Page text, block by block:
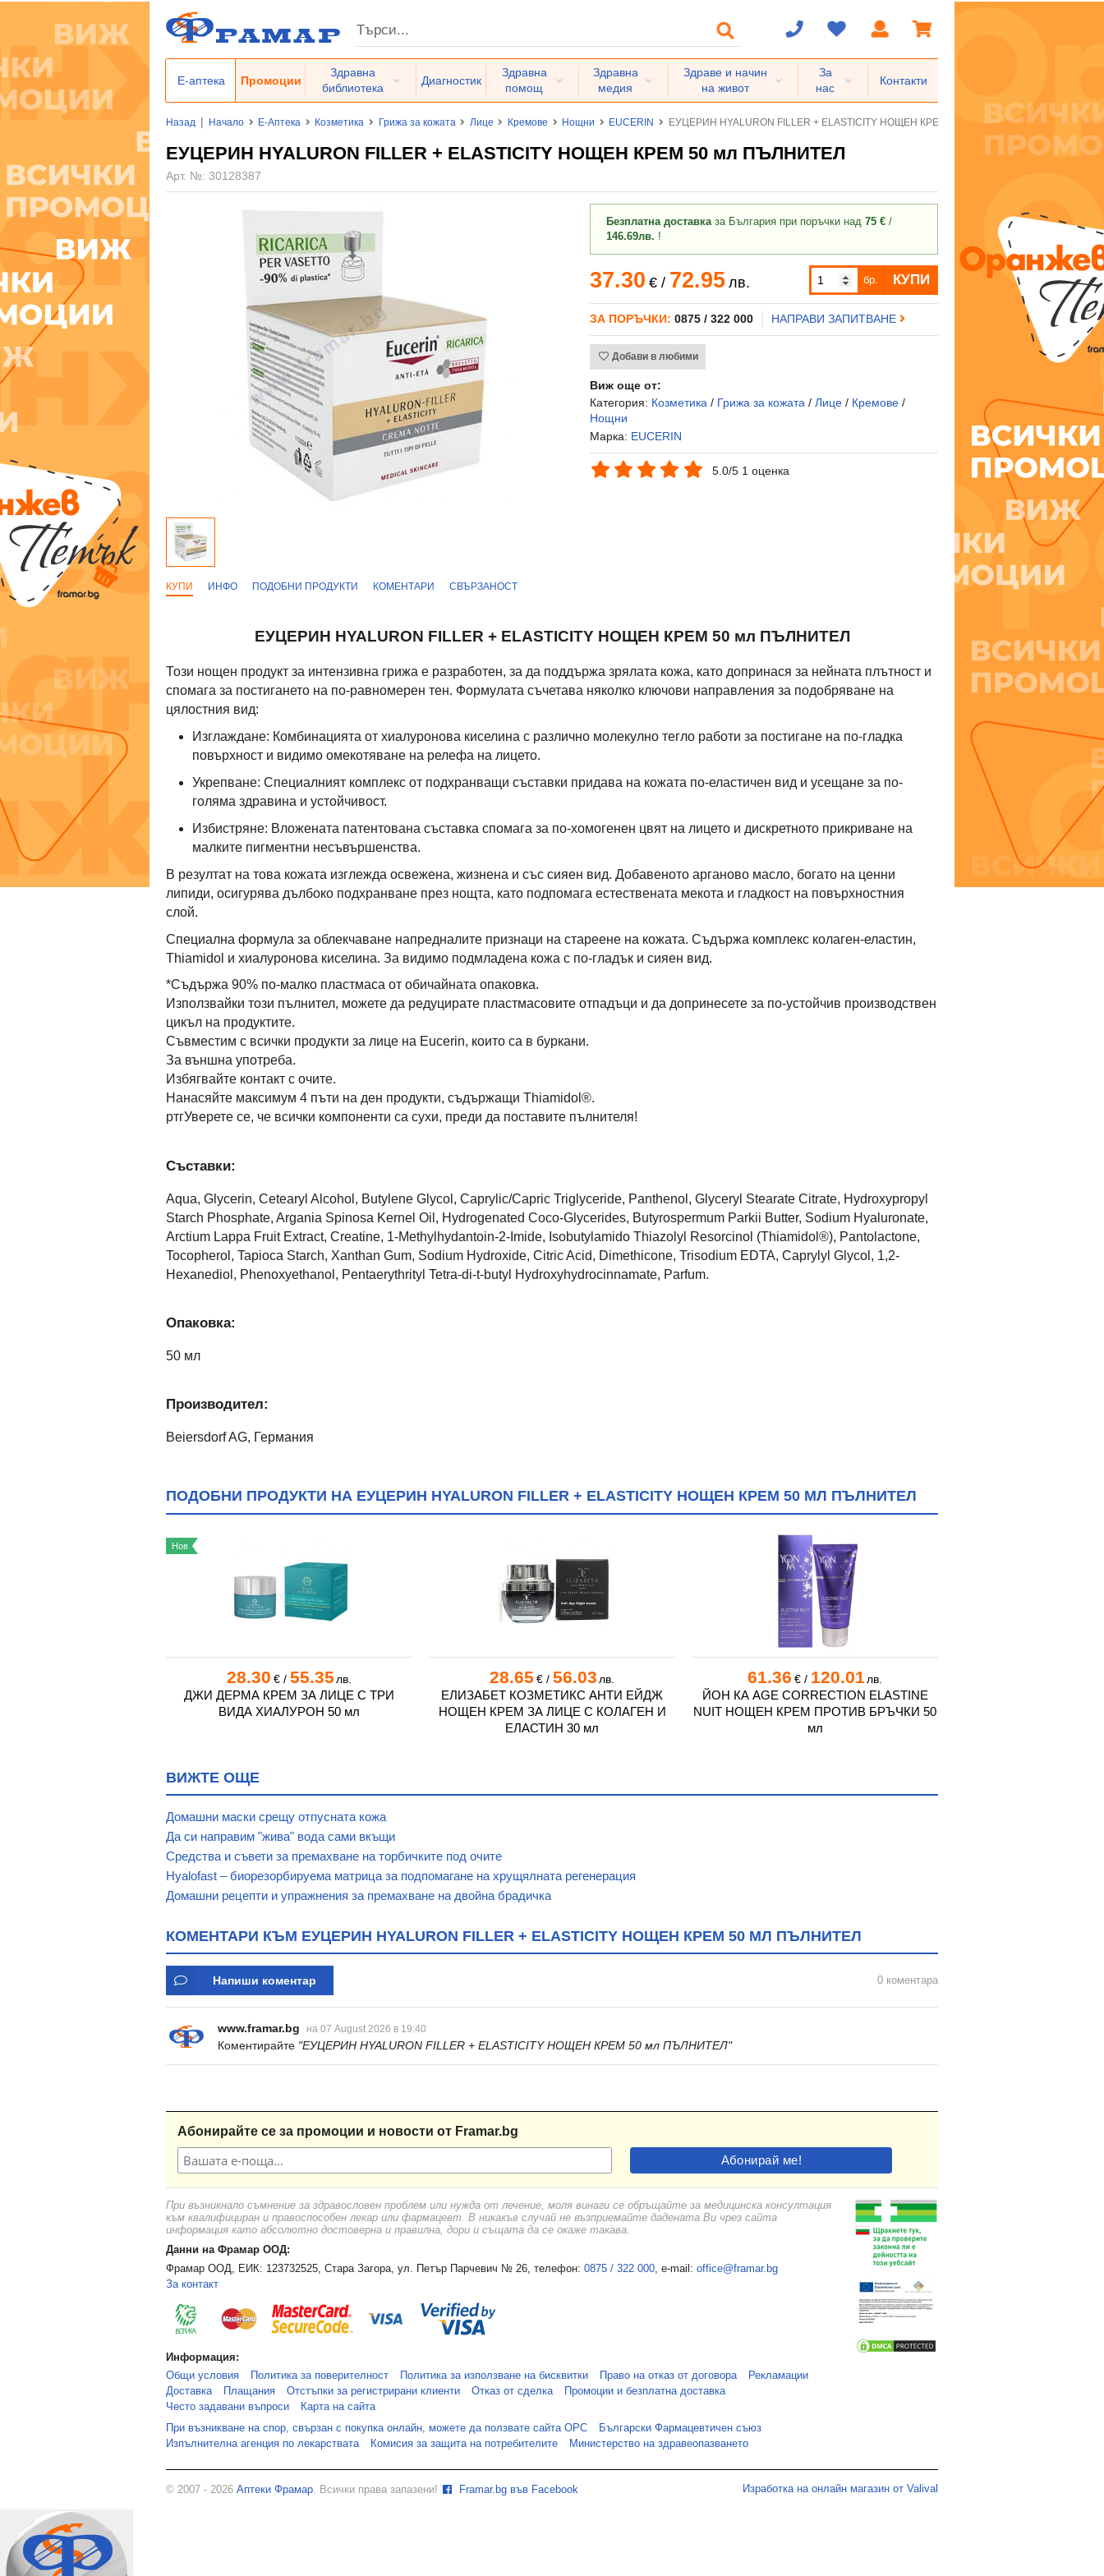
Е-аптека Промоции
Здравна
библиотека
Диагностик
Здравна
помощ
Здравна
медия
Здраве и начин
на живот
За
нас
Контакти
Назад | Начало Е-Аптека Козметика Грижа за кожата Лице Кремове Нощни EUCERIN ЕУЦЕРИН HYALURON FILLER + ELASTICITY НОЩЕН КРЕМ 50 мл ПЪЛНИТЕЛ
ЕУЦЕРИН HYALURON FILLER + ELASTICITY НОЩЕН КРЕМ 50 мл ПЪЛНИТЕЛ
Арт. №: 30128387
Безплатна доставказа България при поръчки над 75 € /
146.69лв. !
37.30 €/ 72.95 лв. бр. КУПИ
ЗА ПОРЪЧКИ: 0875 / 322 000 НАПРАВИ ЗАПИТВАНЕ
Добави в любими
Виж още от:
Категория: Козметика / Грижа за кожата /Лице / Кремове /
Нощни
Марка: EUCERIN
5.0/5 1 оценка
КУПИ ИНФО ПОДОБНИ ПРОДУКТИ КОМЕНТАРИ СВЪРЗАНОСТ
ЕУЦЕРИН HYALURON FILLER + ELASTICITY НОЩЕН КРЕМ 50 мл ПЪЛНИТЕЛ
Този нощен продукт за интензивна грижа е разработен, за да поддържа зрялата кожа, като допринася за нейната плътност и
спомага за постигането на по-равномерен тен. Формулата съчетава няколко ключови направления за подобряване на
цялостния вид:
Изглаждане: Комбинацията от хиалуронова киселина с различно молекулно тегло работи за постигане на по-гладка
повърхност и видимо омекотяване на релефа на лицето.
Укрепване: Специалният комплекс от подхранващи съставки придава на кожата по-еластичен вид и усещане за по-
голяма здравина и устойчивост.
Избистряне: Вложената патентована съставка спомага за по-хомогенен цвят на лицето и дискретното прикриване на
малките пигментни несъвършенства.
В резултат на това кожата изглежда освежена, жизнена и със сияен вид. Добавеното арганово масло, богато на ценни
липиди, осигурява дълбоко подхранване през нощта, като подпомага естествената мекота и гладкост на повърхностния
слой.
Специална формула за облекчаване напредналите признаци на стареене на кожата. Съдържа комплекс колаген-еластин,
Thiamidol и хиалуронова киселина. За видимо подмладена кожа с по-гладък и сияен вид.
*Съдържа 90% по-малко пластмаса от обичайната опаковка.
Използвайки този пълнител, можете да редуцирате пластмасовите отпадъци и да допринесете за по-устойчив производствен
цикъл на продуктите.
Съвместим с всички продукти за лице на Eucerin, които са в буркани.
За външна употреба.
Избягвайте контакт с очите.
Нанасяйте максимум 4 пъти на ден продукти, съдържащи Thiamidol®.
ртгУверете се, че всички компоненти са сухи, преди да поставите пълнителя!
Съставки:
Aqua, Glycerin, Cetearyl Alcohol, Butylene Glycol, Caprylic/Capric Triglyceride, Panthenol, Glyceryl Stearate Citrate, Hydroxypropyl
Starch Phosphate, Argania Spinosa Kernel Oil, Hydrogenated Coco-Glycerides, Butyrospermum Parkii Butter, Sodium Hyaluronate,
Arctium Lappa Fruit Extract, Creatine, 1-Methylhydantoin-2-Imide, Isobutylamido Thiazolyl Resorcinol (Thiamidol®), Pantolactone,
Tocopherol, Tapioca Starch, Xanthan Gum, Sodium Hydroxide, Citric Acid, Dimethicone, Trisodium EDTA, Caprylyl Glycol, 1,2-
Hexanediol, Phenoxyethanol, Pentaerythrityl Tetra-di-t-butyl Hydroxyhydrocinnamate, Parfum.
Опаковка:
50 мл
Производител:
Beiersdorf AG, Германия
ПОДОБНИ ПРОДУКТИ НА ЕУЦЕРИН HYALURON FILLER + ELASTICITY НОЩЕН КРЕМ 50 МЛ ПЪЛНИТЕЛ
28.30 €/ 55.35 лв.
ДЖИ ДЕРМА КРЕМ ЗА ЛИЦЕ С ТРИ
ВИДА ХИАЛУРОН 50 мл
Нов
28.65 €/ 56.03 лв.
ЕЛИЗАБЕТ КОЗМЕТИКС АНТИ ЕЙДЖ
НОЩЕН КРЕМ ЗА ЛИЦЕ С КОЛАГЕН И
ЕЛАСТИН 30 мл
61.36 €/ 120.01 лв.
ЙОН КА AGE CORRECTION ELASTINE
NUIT НОЩЕН КРЕМ ПРОТИВ БРЪЧКИ 50
мл
ВИЖТЕ ОЩЕ
Домашни маски срещу отпусната кожа
Да си направим "жива" вода сами вкъщи
Средства и съвети за премахване на торбичките под очите
Hyalofast – биорезорбируема матрица за подпомагане на хрущялната регенерация
Домашни рецепти и упражнения за премахване на двойна брадичка
КОМЕНТАРИ КЪМ ЕУЦЕРИН HYALURON FILLER + ELASTICITY НОЩЕН КРЕМ 50 МЛ ПЪЛНИТЕЛ
Напиши коментар 0 коментара
www.framar.bg на 07 August 2026 в 19:40
Коментирайте "ЕУЦЕРИН HYALURON FILLER + ELASTICITY НОЩЕН КРЕМ 50 мл ПЪЛНИТЕЛ"
Абонирайте се за промоции и новости от Framar.bg
При възникнало съмнение за здравословен проблем или нужда от лечение, моля винаги се обръщайте за медицинска консултация
към квалифициран и правоспособен лекар или фармацевт. В никакъв случай не възприемайте дадената Ви чрез сайта
информация като абсолютно достоверна и правилна, дори и същата да се окаже такава.
Данни на Фрамар ООД:
Фрамар ООД, ЕИК: 123732525, Стара Загора, ул. Петър Парчевич № 26, телефон: 0875 / 322 000 , e-mail: office@framar.bg
За контакт
Информация:
Общи условия
Политика за поверителност Политика за използване на бисквитки Право на отказ от договора
Рекламации
Доставка
Плащания Отстъпки за регистрирани клиенти Отказ от сделка
Промоции и безплатна доставка
Често задавани въпроси
Карта на сайта
При възникване на спор, свързан с покупка онлайн, можете да ползвате сайта ОРС
Български Фармацевтичен съюз
Изпълнителна агенция по лекарствата
Комисия за защита на потребителите Министерство на здравеопазването
© 2007 - 2026 Аптеки Фрамар. Всички права запазени! Framar.bg във Facebook Изработка на онлайн магазин от Valival